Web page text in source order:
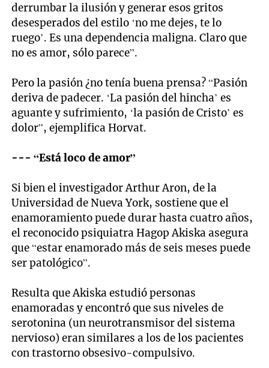
derrumbar la ilusión y generar esos gritos
desesperados del estilo ‘no me dejes, te lo
ruego’. Es una dependencia maligna. Claro que
no es amor, sólo parece”.
Pero la pasión ¿no tenía buena prensa? “Pasión
deriva de padecer. ‘La pasión del hincha’ es
aguante y sufrimiento, ‘la pasión de Cristo’ es
dolor”, ejemplifica Horvat.
--- “Está loco de amor”
Si bien el investigador Arthur Aron, de la
Universidad de Nueva York, sostiene que el
enamoramiento puede durar hasta cuatro años,
el reconocido psiquiatra Hagop Akiska asegura
que “estar enamorado más de seis meses puede
ser patológico”.
Resulta que Akiska estudió personas
enamoradas y encontró que sus niveles de
serotonina (un neurotransmisor del sistema
nervioso) eran similares a los de los pacientes
con trastorno obsesivo-compulsivo.